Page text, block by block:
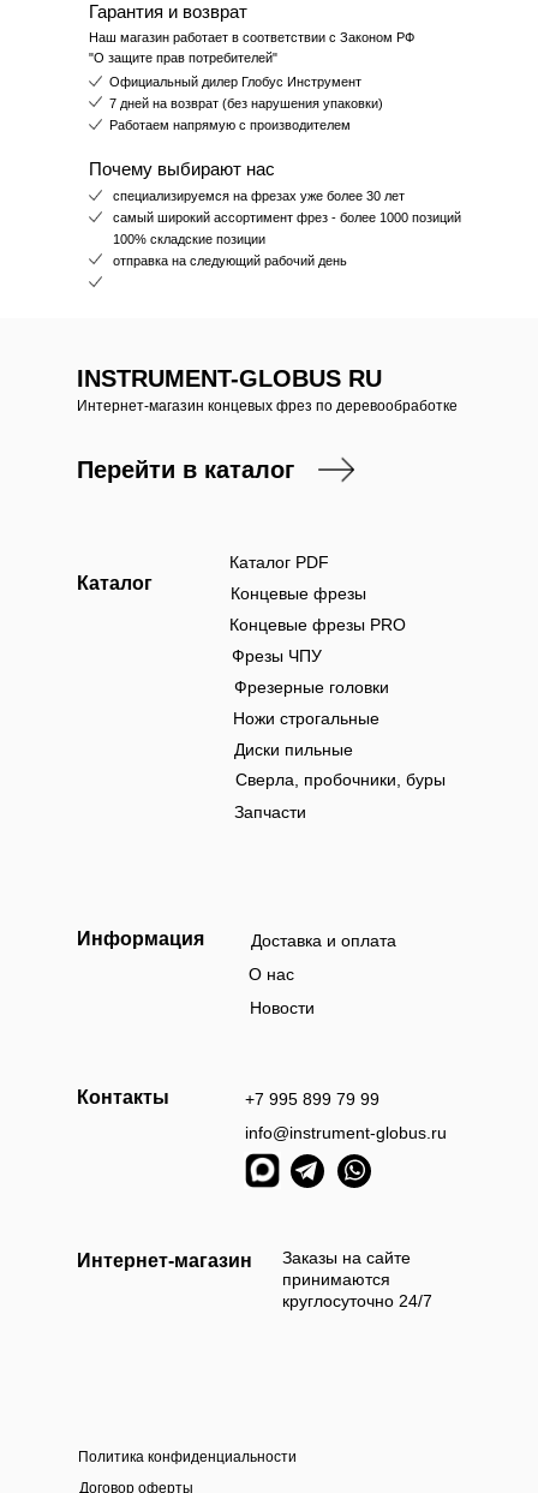
наличными
Гарантия и возврат
Наш магазин работает в соответствии с Законом РФ
"О защите прав потребителей"
Почему выбирают нас
специализируемся на фрезах уже более 30 лет
самый широкий ассортимент фрез - более 1000 позиций
100% складские позиции
отправка на следующий рабочий день
Официальный дилер Глобус Инструмент
7 дней на возврат (без нарушения упаковки)
Работаем напрямую с производителем
Заказы на сайте
принимаются
круглосуточно 24/7
Каталог
Информация
Контакты
+7 995 899 79 99
info@instrument-globus.ru
Интернет-магазин
Концевые фрезы
Каталог PDF
Концевые фрезы PRO
Фрезы ЧПУ
Фрезерные головки
Ножи строгальные
Диски пильные
Сверла, пробочники, буры
Запчасти
Доставка и оплата
О нас
Новости
INSTRUMENT-GLOBUS RU
Политика конфиденциальности
Договор оферты
Интернет-магазин концевых фрез по деревообработке
Перейти в каталог